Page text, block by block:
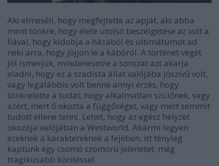
Aki elmeséli, hogy megfejtette az apját, aki abba
ment tönkre, hogy élete utolsó beszélgetése az volt a
fiával, hogy kidobja a házából és ultimátumot ad
neki arra, hogy jöjjön le a kábóról. A történet végét
jól ismerjük, mindenesetre a sorozat azt akarja
eladni, hogy ez a szadista állat valójába jószívű volt,
vagy legalábbis volt benne annyi érzés, hogy
tönkretette a tudat, hogy alkalmatlan szülőnek, vagy
azért, mert ő okozta a függőséget, vagy mert semmit
tudott ellene tenni. Lehet, hogy az egész helyzet
okozója valójában a Westworld. Akármi legyen
ezeknek a karaktereknek a fejében, itt tényleg
kaptunk egy csomó szomorú jelenetet, még
tragikusabb körítéssel.